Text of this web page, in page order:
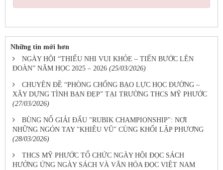
Những tin mới hơn
NGÀY HỘI “THIẾU NHI VUI KHỎE – TIẾN BƯỚC LÊN
ĐOÀN” NĂM HỌC 2025 – 2026 (25/03/2026)
CHUYÊN ĐỀ “PHÒNG CHỐNG BẠO LỰC HỌC ĐƯỜNG –
XÂY DỰNG TÌNH BẠN ĐẸP” TẠI TRƯỜNG THCS MỸ PHƯỚC
(27/03/2026)
BÙNG NỔ GIẢI ĐẤU "RUBIK CHAMPIONSHIP": NƠI
NHỮNG NGÓN TAY "KHIÊU VŨ" CÙNG KHỐI LẬP PHƯƠNG
(28/03/2026)
THCS MỸ PHƯỚC TỔ CHỨC NGÀY HỘI ĐỌC SÁCH
HƯỞNG ỨNG NGÀY SÁCH VÀ VĂN HÓA ĐỌC VIỆT NAM